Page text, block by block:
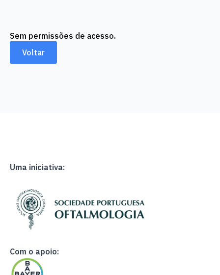
Sem permissões de acesso.
Voltar
Uma iniciativa:
Com o apoio: